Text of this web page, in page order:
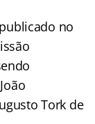
no
Tork de